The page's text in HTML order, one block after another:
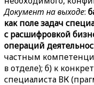
Документ на выходе:
как поле задач
с расшифровкой
операций
частным
в отделе); б) к
специалиста ВК